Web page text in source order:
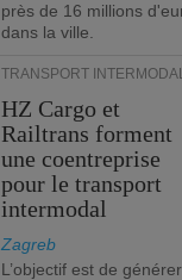
près de 16 millions
dans la ville.
TRANSPORT
HZ Cargo et
Railtrans forment
une coentreprise
pour le transport
intermodal
Zagreb
L’objectif est de